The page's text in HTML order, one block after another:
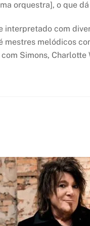
orquestra], o que
interpretado com
mestres melódicos
Simons, Charlotte